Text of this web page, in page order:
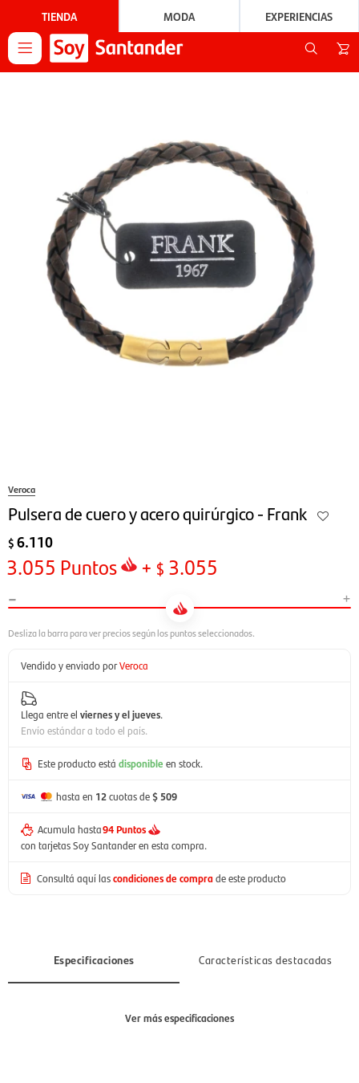
TIENDA MODA EXPERIENCIAS

Veroca
Pulsera de cuero y acero quirúrgico - Frank
$ 6.110
3.055 Puntos + $ 3.055
- +
Vendido y enviado porVeroca
Llega entre el viernes y el jueves.
Envío estándar a todo el país.
Este producto está disponible en stock.
hasta en 12cuotas de$ 509
Acumula hasta94 Puntos
con tarjetas Soy Santander en esta compra.
Consultá aquí lascondiciones de comprade este producto
Especificaciones Características destacadas
Ver más especificaciones